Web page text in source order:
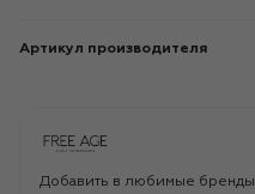
Артикул производителя
Добавить в любимые бренды